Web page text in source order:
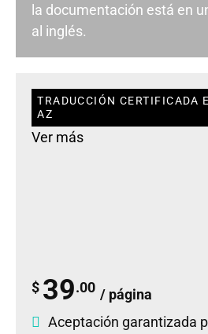
la documentación está en
al inglés.
TRADUCCIÓN CERTIFICADA
AZ
Ver más
$ 39.00 / página
Aceptación garantizada